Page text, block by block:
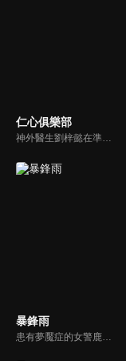
仁心俱樂部
神外醫生劉梓懿在準備結婚之際，發現男友因「特殊原因」被送到自己工作的醫院，備受打擊卻要體面的結束這段關係；心外醫生秦文彬工作上一帆風順，婚姻卻亮起紅燈，不知何去何從。兩人都有各自生活的一地雞毛，但在手術臺上又是互相支持的戰友，不斷成長，在雞飛狗跳的醫院生活裡，找到治癒自己的辦法…
暴鋒雨
患有夢魘症的女警鹿一多年來堅持暗中追查父親重傷昏迷的真相，意外結識了高冷女警林深，二人攜手破獲一系列離奇命案，情誼日漸深厚的同時，鹿一發現林深似與父親舊案有著千絲萬縷的關聯...